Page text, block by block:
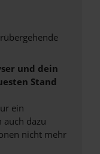
und dein
Stand
ein
auch dazu
nicht mehr